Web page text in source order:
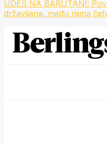
UDES NA BARUTANI:
državljana, među njima